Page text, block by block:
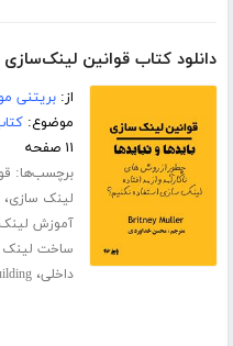
دانلود کتاب قوانین لینک‌سازی
از:بریتنی
موضوع:
۱۱ صفحه
برچسب‌ها:
لینک سازی،
آموزش
ساخت
داخلی،